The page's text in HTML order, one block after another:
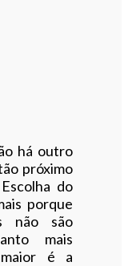
há outro
próximo
do
porque
não são
mais
é a